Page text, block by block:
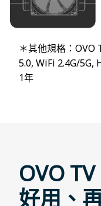
＊其他規格：
5.0, WiFi 2.4G/5G,
1年
OVO TV
好用、